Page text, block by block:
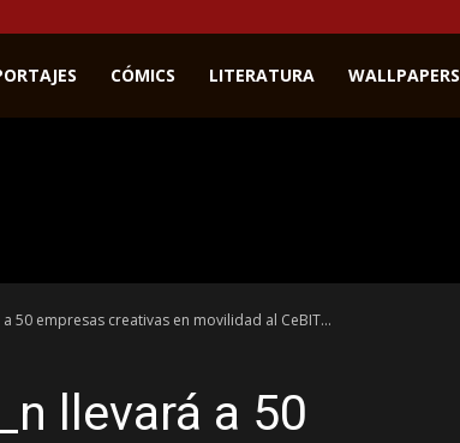
CÓMICS LITERATURA WALLPAPERS
a 50 empresas creativas en movilidad al CeBIT...
llevará a 50